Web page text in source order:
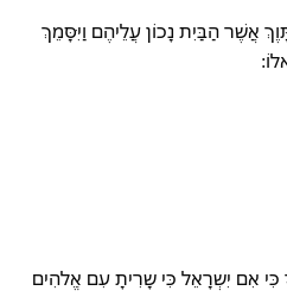
אֲשֶׁר הַבַּיִת נָכוֹן עֲלֵיהֶם וַיִּסָּמֵךְ
אִם יִשְרָאֵל כִּי שָרִיתָ עִם אֱלהִים